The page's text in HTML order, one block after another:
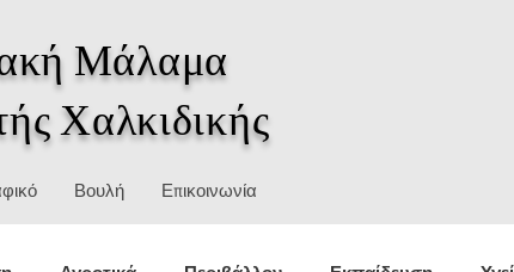
Μάλαμα
Χαλκιδικής
Βουλή Επικοινωνία